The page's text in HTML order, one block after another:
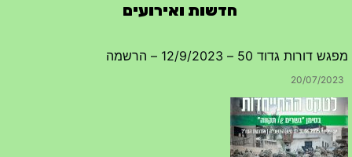
חדשות ואירועים
מפגש דורות גדוד 50 – 12/9/2023 – הרשמה
20/07/2023